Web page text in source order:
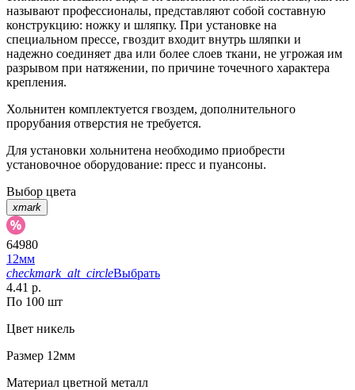
называют профессионалы, представляют собой составную
конструкцию: ножку и шляпку. При установке на
специальном прессе, гвоздит входит внутрь шляпки и
надежно соединяет два или более слоев ткани, не угрожая им
разрывом при натяжении, по причине точечного характера
крепления.
Хольнитен комплектуется гвоздем, дополнительного
прорубания отверстия не требуется.
Для установки хольнитена необходимо приобрести
установочное оборудование: пресс и пуансоны.
Выбор цвета
xmark
64980
12мм
checkmark_alt_circleВыбрать
4.41 р.
По 100 шт
Цвет никель
Размер 12мм
Материал цветной металл